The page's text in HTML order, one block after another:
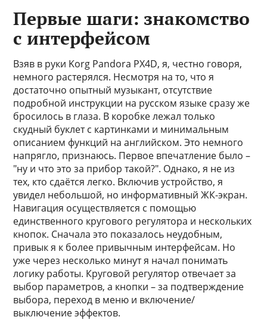
Первые шаги: знакомство
с интерфейсом
Взяв в руки Korg Pandora PX4D, я, честно говоря,
немного растерялся. Несмотря на то, что я
достаточно опытный музыкант, отсутствие
подробной инструкции на русском языке сразу же
бросилось в глаза. В коробке лежал только
скудный буклет с картинками и минимальным
описанием функций на английском. Это немного
напрягло, признаюсь. Первое впечатление было –
"ну и что это за прибор такой?". Однако, я не из
тех, кто сдаётся легко. Включив устройство, я
увидел небольшой, но информативный ЖК-экран.
Навигация осуществляется с помощью
единственного кругового регулятора и нескольких
кнопок. Сначала это показалось неудобным,
привык я к более привычным интерфейсам. Но
уже через несколько минут я начал понимать
логику работы. Круговой регулятор отвечает за
выбор параметров, а кнопки – за подтверждение
выбора, переход в меню и включение/
выключение эффектов.